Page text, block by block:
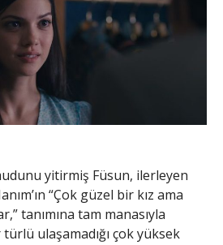
yitirmiş Füsun, ilerleyen
“Çok güzel bir kız ama
tanımına tam manasıyla
ulaşamadığı çok yüksek